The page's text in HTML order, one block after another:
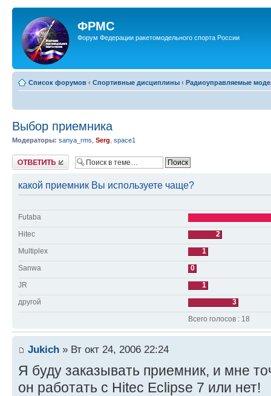
ФРМС
Форум Федерации ракетомодельного спорта России
Список форумов ‹ Спортивные дисциплины ‹ Радиоуправляемые
Выбор приемника
Модераторы: sanya_rms Serg space1
Ответить
какой приемник Вы используете чаще?
Futaba
Hitec
2
Multiplex
1
Sanwa
0
JR
1
другой
3
Всего голосов : 18
Jukich » Вт окт 24, 2006 22:24
Я буду заказывать приемник, и мне
он работать с Hitec Eclipse 7 или нет!